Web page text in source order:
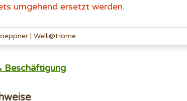
umgehend ersetzt werden.
| Welli@Home
Beschäftigung